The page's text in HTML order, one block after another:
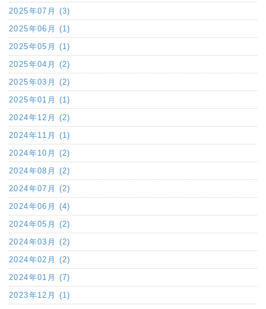
2025年07月 (3)
2025年06月 (1)
2025年05月 (1)
2025年04月 (2)
2025年03月 (2)
2025年01月 (1)
2024年12月 (2)
2024年11月 (1)
2024年10月 (2)
2024年08月 (2)
2024年07月 (2)
2024年06月 (4)
2024年05月 (2)
2024年03月 (2)
2024年02月 (2)
2024年01月 (7)
2023年12月 (1)